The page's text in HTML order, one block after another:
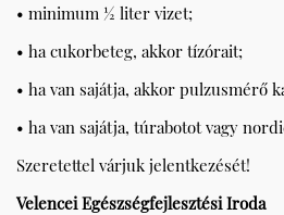
• minimum ½ liter vizet;
• ha cukorbeteg, akkor tízórait;
• ha van sajátja, akkor pulzusmérő
• ha van sajátja, túrabotot vagy
Szeretettel várjuk jelentkezését!
Velencei Egészségfejlesztési Iroda